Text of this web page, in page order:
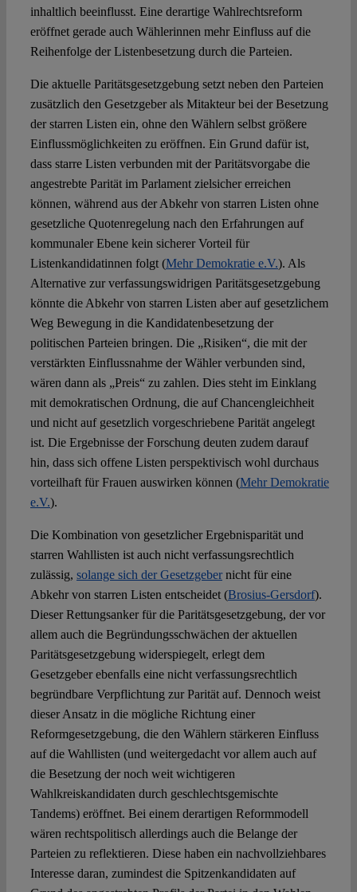
inhaltlich beeinflusst. Eine derartige Wahlrechtsreform
eröffnet gerade auch Wählerinnen mehr Einfluss auf die
Reihenfolge der Listenbesetzung durch die Parteien.
Die aktuelle Paritätsgesetzgebung setzt neben den Parteien
zusätzlich den Gesetzgeber als Mitakteur bei der Besetzung
der starren Listen ein, ohne den Wählern selbst größere
Einflussmöglichkeiten zu eröffnen. Ein Grund dafür ist,
dass starre Listen verbunden mit der Paritätsvorgabe die
angestrebte Parität im Parlament zielsicher erreichen
können, während aus der Abkehr von starren Listen ohne
gesetzliche Quotenregelung nach den Erfahrungen auf
kommunaler Ebene kein sicherer Vorteil für
Listenkandidatinnen folgt (Mehr Demokratie e.V.). Als
Alternative zur verfassungswidrigen Paritätsgesetzgebung
könnte die Abkehr von starren Listen aber auf gesetzlichem
Weg Bewegung in die Kandidatenbesetzung der
politischen Parteien bringen. Die „Risiken“, die mit der
verstärkten Einflussnahme der Wähler verbunden sind,
wären dann als „Preis“ zu zahlen. Dies steht im Einklang
mit demokratischen Ordnung, die auf Chancengleichheit
und nicht auf gesetzlich vorgeschriebene Parität angelegt
ist. Die Ergebnisse der Forschung deuten zudem darauf
hin, dass sich offene Listen perspektivisch wohl durchaus
vorteilhaft für Frauen auswirken können (Mehr Demokratie
e.V.).
Die Kombination von gesetzlicher Ergebnisparität und
starren Wahllisten ist auch nicht verfassungsrechtlich
zulässig, solange sich der Gesetzgebernicht für eine
Abkehr von starren Listen entscheidet (Brosius-Gersdorf).
Dieser Rettungsanker für die Paritätsgesetzgebung, der vor
allem auch die Begründungsschwächen der aktuellen
Paritätsgesetzgebung widerspiegelt, erlegt dem
Gesetzgeber ebenfalls eine nicht verfassungsrechtlich
begründbare Verpflichtung zur Parität auf. Dennoch weist
dieser Ansatz in die mögliche Richtung einer
Reformgesetzgebung, die den Wählern stärkeren Einfluss
auf die Wahllisten (und weitergedacht vor allem auch auf
die Besetzung der noch weit wichtigeren
Wahlkreiskandidaten durch geschlechtsgemischte
Tandems) eröffnet. Bei einem derartigen Reformmodell
wären rechtspolitisch allerdings auch die Belange der
Parteien zu reflektieren. Diese haben ein nachvollziehbares
Interesse daran, zumindest die Spitzenkandidaten auf